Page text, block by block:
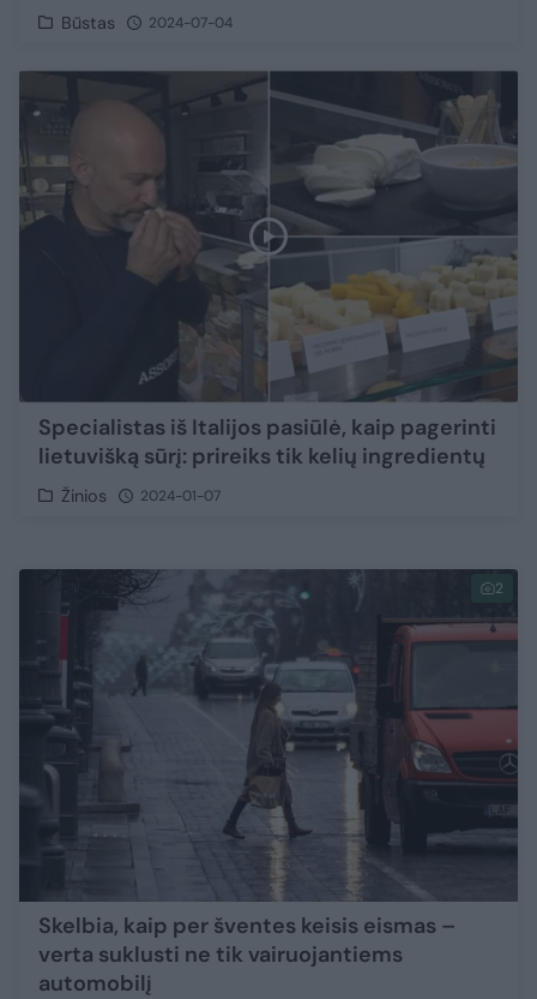
Būstas 2024-07-04
Specialistas iš Italijos pasiūlė, kaip pagerinti
lietuvišką sūrį: prireiks tik kelių ingredientų
Žinios 2024-01-07
2
Skelbia, kaip per šventes keisis eismas –
verta suklusti ne tik vairuojantiems
automobilį